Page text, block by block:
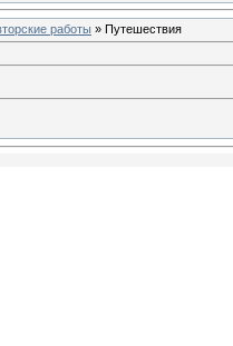
работы » Путешествия